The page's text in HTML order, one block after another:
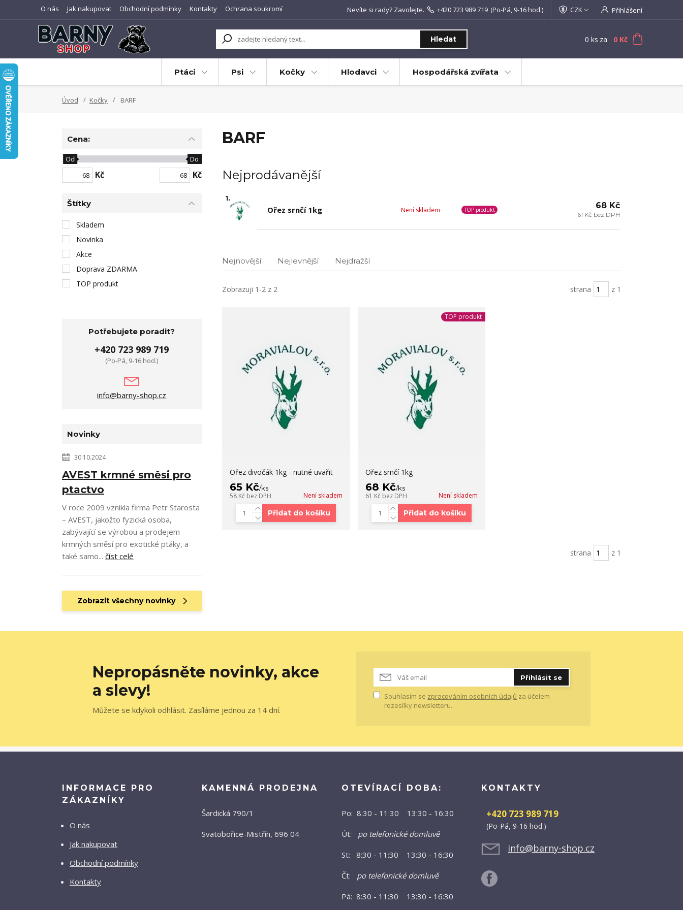
O nás Jak nakupovat Obchodní podmínky Kontakty Ochrana soukromí CZK Přihlášení
Hledat
Nevíte si rady? Zavolejte. +420 723 989 719 (Po-Pá, 9-16 hod.)
0 ks za 0 Kč
Ptáci Psi Kočky Hlodavci Hospodářská zvířata
Úvod Kočky BARF
BARF
Nejprodávanější
1.
Ořez srnčí 1kg Není skladem TOP produkt 68 Kč
61 Kč bez DPH
Nejnovější Nejlevnější Nejdražší
Zobrazuji 1-2 z 2 strana z 1
Ořez divočák 1kg - nutné uvařit
65 Kč/ks
58 Kč bez DPH Není skladem
Přidat do košíku
TOP produkt
Ořez srnčí 1kg
68 Kč/ks
61 Kč bez DPH Není skladem
Přidat do košíku
strana z 1
Cena:
Kč
Od Do
Kč
Štítky
Skladem
Novinka
Akce
Doprava ZDARMA
TOP produkt
Potřebujete poradit?
+420 723 989 719
(Po-Pá, 9-16 hod.)
info@barny-shop.cz
Novinky
30.10.2024
AVEST krmné směsi pro
ptactvo
V roce 2009 vznikla firma Petr Starosta
– AVEST, jakožto fyzická osoba,
zabývající se výrobou a prodejem
krmných směsí pro exotické ptáky, a
také samo... číst celé
Zobrazit všechny novinky
Nepropásněte novinky, akce
a slevy!
Můžete se kdykoli odhlásit. Zasíláme jednou za 14 dní.
Přihlásit se
Souhlasím se zpracováním osobních údajů za účelem
rozesílky newsletteru.
INFORMACE PRO
ZÁKAZNÍKY
O nás
Jak nakupovat
Obchodní podmínky
Kontakty
KAMENNÁ PRODEJNA
Šardická 790/1
Svatobořice-Mistřín, 696 04
OTEVÍRACÍ DOBA:
Po: 8:30 - 11:30 13:30 - 16:30
Út: po telefonické domluvě
St: 8:30 - 11:30 13:30 - 16:30
Čt: po telefonické domluvě
Pá: 8:30 - 11:30 13:30 - 16:30
KONTAKTY
+420 723 989 719
(Po-Pá, 9-16 hod.)
info@barny-shop.cz